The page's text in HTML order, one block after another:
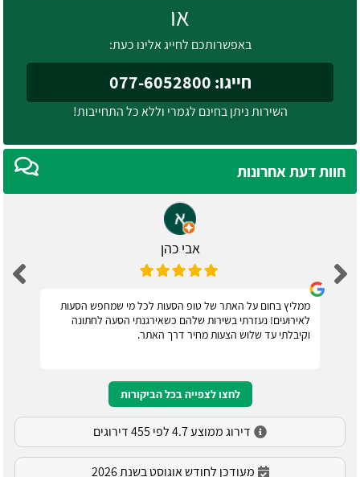
או
באפשרותכם לחייג אלינו כעת:
חייגו: 077-6052800
השירות ניתן בחינם לגמרי וללא כל התחייבות!
חוות דעת אחרונות
אבי כהן
ממליץ בחום על האתר של טופ הסעות לכל מי שמחפש הסעות
לאירועים! נעזרתי בשירות שלהם כשאירגנתי הסעה לחתונה
וקיבלתי עד שלוש הצעות מחיר דרך האתר.
לחצו לצפייה בכל הביקורות
דירוג ממוצע 4.7 לפי 455 דירוגים
מעודכן לחודש אוגוסט בשנת 2026